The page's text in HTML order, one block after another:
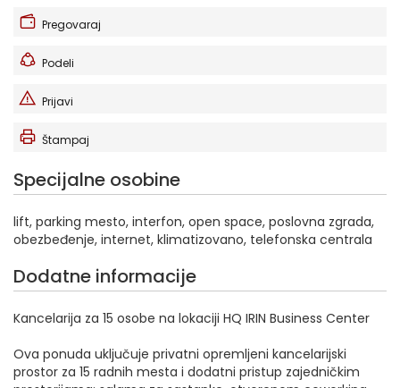
Pregovaraj
Podeli
Prijavi
Štampaj
Specijalne osobine
lift, parking mesto, interfon, open space, poslovna zgrada,
obezbeđenje, internet, klimatizovano, telefonska centrala
Dodatne informacije
Kancelarija za 15 osobe na lokaciji HQ IRIN Business Center
Ova ponuda uključuje privatni opremljeni kancelarijski
prostor za 15 radnih mesta i dodatni pristup zajedničkim